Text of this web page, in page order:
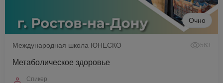
Очно
Международная школа ЮНЕСКО 563
Метаболическое здоровье
Спикер